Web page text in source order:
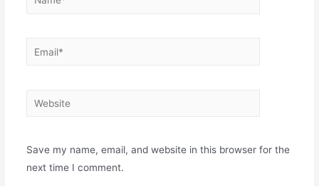
Email*
Website
Save my name, email, and website in this browser for the
next time I comment.